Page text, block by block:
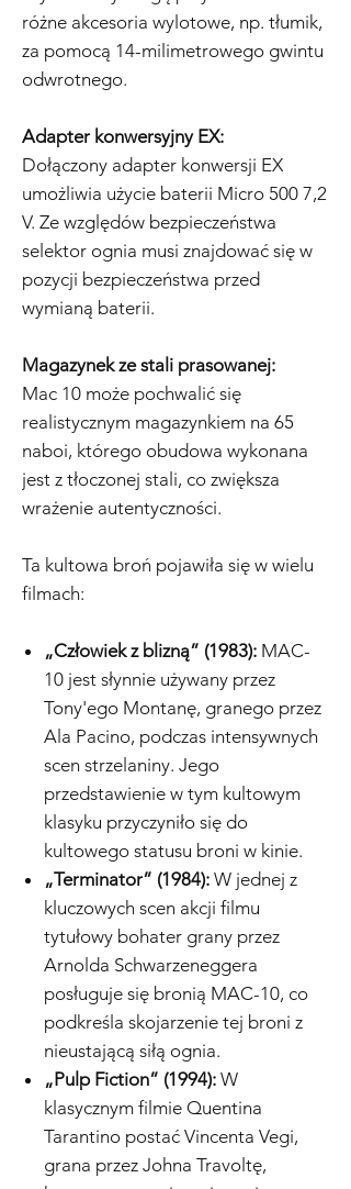
różne akcesoria wylotowe, np. tłumik,
za pomocą 14-milimetrowego gwintu
odwrotnego.
Adapter konwersyjny EX:
Dołączony adapter konwersji EX
umożliwia użycie baterii Micro 500 7,2
V. Ze względów bezpieczeństwa
selektor ognia musi znajdować się w
pozycji bezpieczeństwa przed
wymianą baterii.
Magazynek ze stali prasowanej:
Mac 10 może pochwalić się
realistycznym magazynkiem na 65
naboi, którego obudowa wykonana
jest z tłoczonej stali, co zwiększa
wrażenie autentyczności.
Ta kultowa broń pojawiła się w wielu
filmach:
„Człowiek z blizną” (1983): MAC-
10 jest słynnie używany przez
Tony'ego Montanę, granego przez
Ala Pacino, podczas intensywnych
scen strzelaniny. Jego
przedstawienie w tym kultowym
klasyku przyczyniło się do
kultowego statusu broni w kinie.
„Terminator” (1984): W jednej z
kluczowych scen akcji filmu
tytułowy bohater grany przez
Arnolda Schwarzeneggera
posługuje się bronią MAC-10, co
podkreśla skojarzenie tej broni z
nieustającą siłą ognia.
„Pulp Fiction” (1994): W
klasycznym filmie Quentina
Tarantino postać Vincenta Vegi,
grana przez Johna Travoltę,